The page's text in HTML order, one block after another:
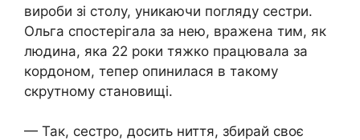
вироби зі столу, уникаючи погляду сестри.
Ольга спостерігала за нею, вражена тим, як
людина, яка 22 роки тяжко працювала за
кордоном, тепер опинилася в такому
скрутному становищі.
— Так, сестро, досить ниття, збирай своє